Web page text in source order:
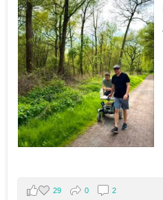
29 0 2